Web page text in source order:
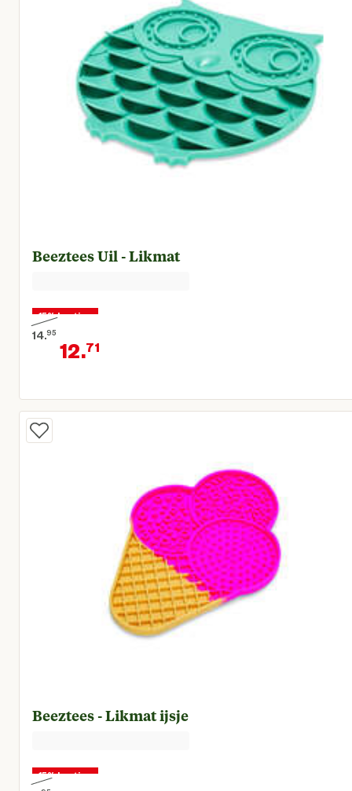
Beeztees Uil - Likmat
15% korting
14.95
Oorspronkelijke prijs € 14,95
12.71
Huidige prijs € 12,71
Beeztees - Likmat ijsje
15% korting